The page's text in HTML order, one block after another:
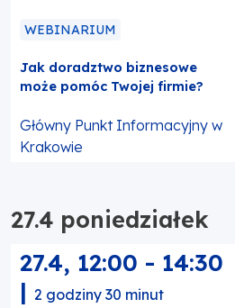
WEBINARIUM
Jak doradztwo biznesowe
może pomóc Twojej firmie?
Główny Punkt Informacyjny w
Krakowie
27.4 poniedziałek
27.4, 12:00 - 14:30
| 2 godziny 30 minut